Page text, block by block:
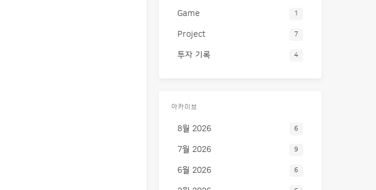
Game 1
Project 7
투자 기록 4
아카이브
8월 2026 6
7월 2026 9
6월 2026 6